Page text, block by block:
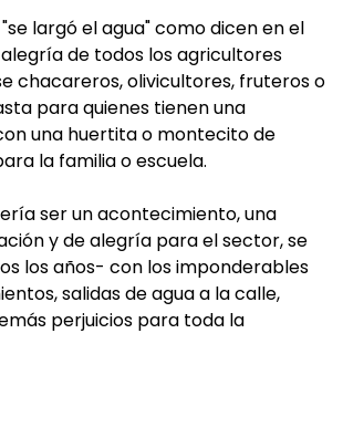
largó el agua" como dicen en el
de todos los agricultores
chacareros, olivicultores, fruteros o
para quienes tienen una
una huertita o montecito de
la familia o escuela.
ser un acontecimiento, una
y de alegría para el sector, se
los años- con los imponderables
salidas de agua a la calle,
perjuicios para toda la